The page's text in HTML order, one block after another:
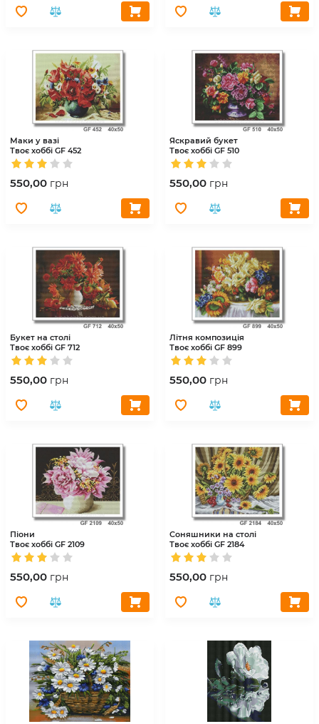
Маки у вазі
Твоє хоббі GF 452
550,00 грн
Яскравий букет
Твоє хоббі GF 510
550,00 грн
Букет на столі
Твоє хоббі GF 712
550,00 грн
Літня композиція
Твоє хоббі GF 899
550,00 грн
Піони
Твоє хоббі GF 2109
550,00 грн
Соняшники на столі
Твоє хоббі GF 2184
550,00 грн